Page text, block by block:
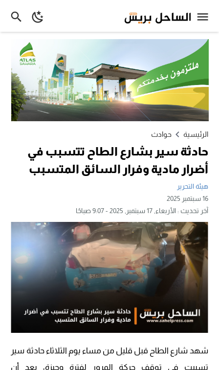
الرئيسية حوادث
حادثة سير بشارع الطاح تتسبب في
أضرار مادية وفرار السائق المتسبب
هيئة التحرير
16 سبتمبر 2025
آخر تحديث :الأربعاء, 17 سبتمبر, 2025 - 9:07 صباحًا
شهد شارع الطاح قبل قليل من مساء يوم الثلاثاء حادثة سير
تسببت في توقف حركة المرور لفترة وجيزة، بعد أن